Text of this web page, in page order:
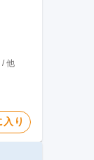
/ 他
入り